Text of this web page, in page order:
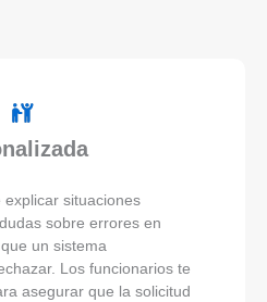
situaciones
sobre errores en
un sistema
Los funcionarios te
asegurar que la solicitud